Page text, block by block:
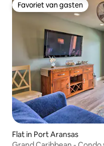
Favoriet van gasten
Favoriet van gasten
Flat in Port Aransas